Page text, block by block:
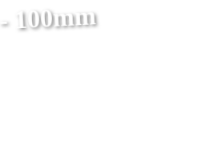
100mm